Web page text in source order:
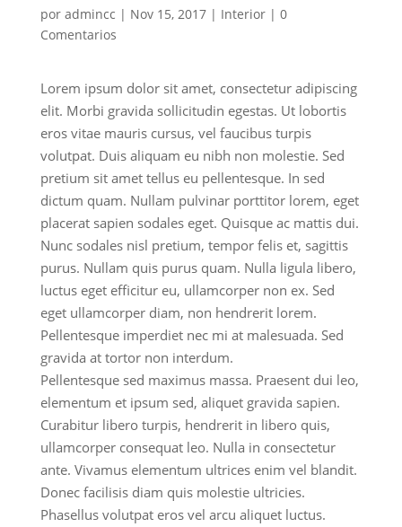
por admincc | Nov 15, 2017| Interior| 0
Comentarios
Lorem ipsum dolor sit amet, consectetur adipiscing
elit. Morbi gravida sollicitudin egestas. Ut lobortis
eros vitae mauris cursus, vel faucibus turpis
volutpat. Duis aliquam eu nibh non molestie. Sed
pretium sit amet tellus eu pellentesque. In sed
dictum quam. Nullam pulvinar porttitor lorem, eget
placerat sapien sodales eget. Quisque ac mattis dui.
Nunc sodales nisl pretium, tempor felis et, sagittis
purus. Nullam quis purus quam. Nulla ligula libero,
luctus eget efficitur eu, ullamcorper non ex. Sed
eget ullamcorper diam, non hendrerit lorem.
Pellentesque imperdiet nec mi at malesuada. Sed
gravida at tortor non interdum.
Pellentesque sed maximus massa. Praesent dui leo,
elementum et ipsum sed, aliquet gravida sapien.
Curabitur libero turpis, hendrerit in libero quis,
ullamcorper consequat leo. Nulla in consectetur
ante. Vivamus elementum ultrices enim vel blandit.
Donec facilisis diam quis molestie ultricies.
Phasellus volutpat eros vel arcu aliquet luctus.